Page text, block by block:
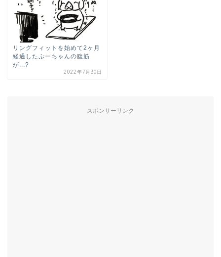
リングフィットを始めて2ヶ月
経過したぷーちゃんの腹筋
が...?
2022年7月30日
スポンサーリンク